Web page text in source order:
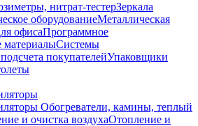
нитрат-тестерЗеркала
оборудованиеМеталлическая
офисаПрограммное
материалыСистемы
покупателейУпаковщики
Обогреватели, камины, теплый
и очистка воздухаОтопление и